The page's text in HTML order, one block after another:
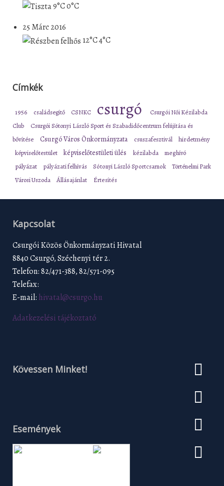
9°C0°C
25 Márc 2016
12°C4°C
Címkék
1956 családsegítő CSNKC csurgó
Csurgói Női Kézilabda
Club
Csurgói Sótonyi László Sport és Szabadidőcentrum felújítása és
bővítése
Csurgó Város Önkormányzata csuszafesztivál hirdetmény
képviselőtestület képviselőtestületi ülés kézilabda meghívó
pályázat pályázati felhívás Sótonyi László Sportcsarnok
Történelmi Park
Városi Uszoda
Állásajánlat Értesítés
Kapcsolat
Csurgói Közös Önkormányzati Hivatal
8840 Csurgó, Széchenyi tér 2.
Telefon: 82/471-388, 82/571-095
Telefax:
E-mail: hivatal@csurgo.hu
Adatkezelési tájékoztató
Kövessen Minket!
Események